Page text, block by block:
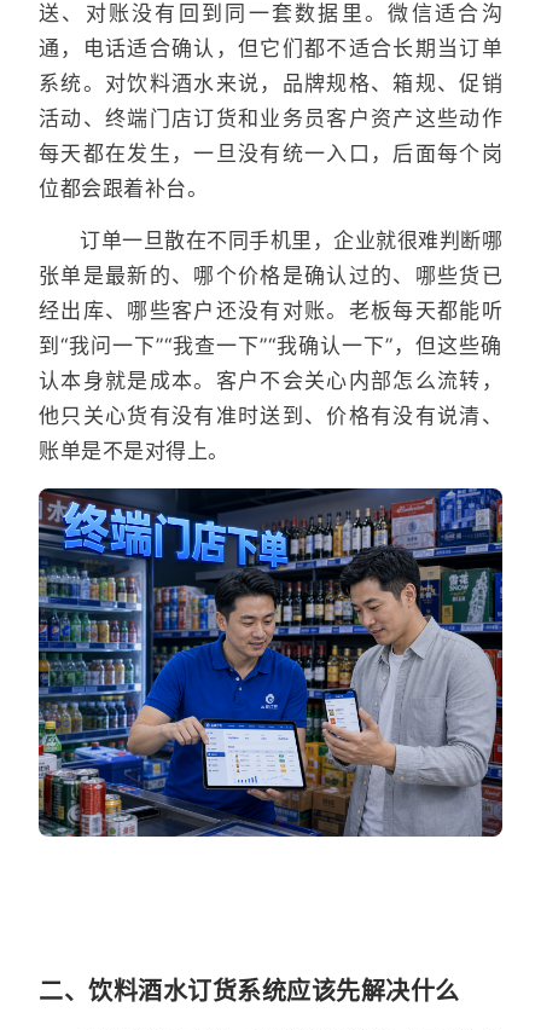
送、对账没有回到同一套数据里。微信适合沟
通，电话适合确认，但它们都不适合长期当订单
系统。对饮料酒水来说，品牌规格、箱规、促销
活动、终端门店订货和业务员客户资产这些动作
每天都在发生，一旦没有统一入口，后面每个岗
位都会跟着补台。
订单一旦散在不同手机里，企业就很难判断哪
张单是最新的、哪个价格是确认过的、哪些货已
经出库、哪些客户还没有对账。老板每天都能听
到“我问一下”“我查一下”“我确认一下”，但这些确
认本身就是成本。客户不会关心内部怎么流转，
他只关心货有没有准时送到、价格有没有说清、
账单是不是对得上。
二、饮料酒水订货系统应该先解决什么